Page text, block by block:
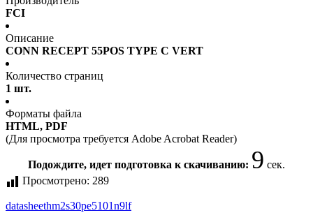
FCI
Описание
CONN RECEPT 55POS TYPE C VERT
Количество страниц
1 шт.
Форматы файла
HTML, PDF
(Для просмотра требуется Adobe Acrobat Reader)
Подождите, идет подготовка к скачиванию: 9 сек.
Просмотрено: 289
datasheethm2s30pe5101n9lf